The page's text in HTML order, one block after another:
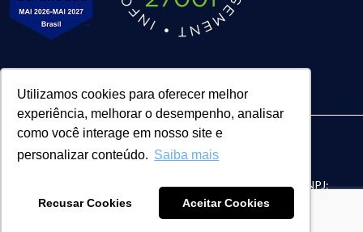
Utilizamos cookies para oferecer melhor
experiência, melhorar o desempenho, analisar
como você interage em nosso site e
personalizar conteúdo. Saiba mais
Recusar Cookies Aceitar Cookies
| BECOMEX CONSULTORIA LTDA. | CNPJ: